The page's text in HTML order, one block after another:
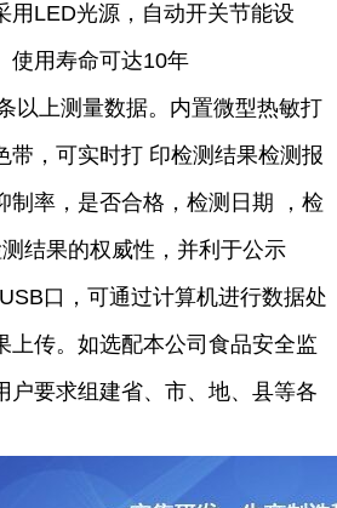
用 LED光源，自动开关节能设
使用寿命可达10年
以上测量数据。内置微型热敏打
带，可实时打 印检测结果检测报
制率，是否合格，检测日期
，检
结果的权威性，并利于公示
USB口，可通过计算机进行数据处
上传。如选配本公司食品安全监
户要求组建省、市、地、县等各